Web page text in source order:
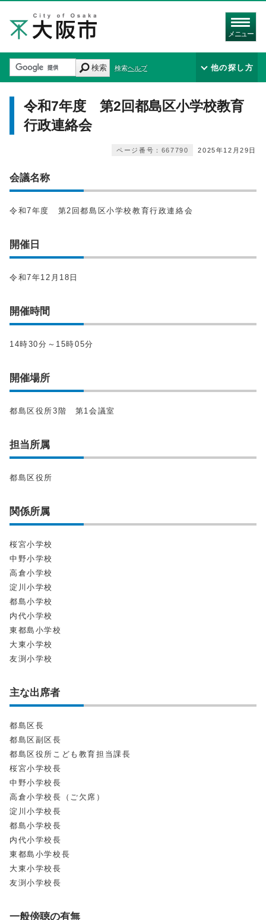
メニュー
検索 検索ヘルプ 他の探し方
令和7年度 第2回都島区小学校教育
行政連絡会
2025年12月29日
ページ番号：667790
会議名称
令和7年度 第2回都島区小学校教育行政連絡会
開催日
令和7年12月18日
開催時間
14時30分～15時05分
開催場所
都島区役所3階 第1会議室
担当所属
都島区役所
関係所属
桜宮小学校
中野小学校
高倉小学校
淀川小学校
都島小学校
内代小学校
東都島小学校
大東小学校
友渕小学校
主な出席者
都島区長
都島区副区長
都島区役所こども教育担当課長
桜宮小学校長
中野小学校長
高倉小学校長（ご欠席）
淀川小学校長
都島小学校長
内代小学校長
東都島小学校長
大東小学校長
友渕小学校長
一般傍聴の有無